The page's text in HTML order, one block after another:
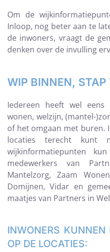
Om de
Inloop, nog beter aan te
de inwoners, vraagt de
denken over de invulling
WIP BINNEN, STAP
Iedereen heeft wel
wonen, welzijn, (mantel-
of het omgaan met buren.
locaties terecht kunt
wijkinformatiepunten
medewerkers van
Mantelzorg, Zaam
Domijnen, Vidar en
maatjes van Partners in
INWONERS
OP DE LOCATIES: